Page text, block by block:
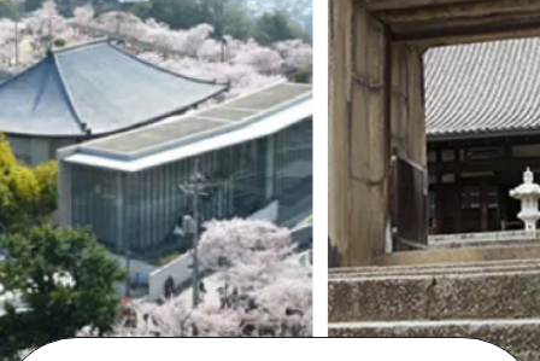
คำแนะนำ
ศิลปะ
งานอีเว้นท์ / เทศกาล
อาหารรสเลิศ / สุรา
การปั่นจักรยาน
ช้อปปิ้ง
กีฬา
รายการ
คู่มือ Dive! Hiroshima
ฮิโรชิม่า โมชิ โมชิ ทราเวล
บริเวณรอบเมืองฮิโรชิม่า
อากิ
บิงโก
บิโฮค
จุดหมายปลายทาง
รายการ
บริเวณรอบเมืองฮิโรชิม่า
อากิ
บิงโก
บิโฮคุ
เกโฮคุ
อีเว้นท์
ข้อมูลตามฤดูกาล
ข้อมูลที่เป็นประโยชน์
รายการ
HOME